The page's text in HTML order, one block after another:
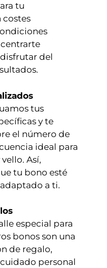
tu
costes
del
tus
y te
el número de
ideal para
Así,
tu bono esté
a ti.
especial para
bonos son una
de regalo,
personal